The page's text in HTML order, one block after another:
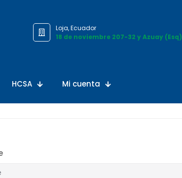
Loja, Ecuador
18 de noviembre 207-32 y Azuay (Esq)
HCSA Mi cuenta